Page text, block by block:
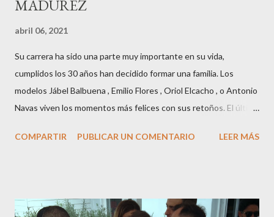
MADUREZ
abril 06, 2021
Su carrera ha sido una parte muy importante en su vida,
cumplidos los 30 años han decidido formar una familia. Los
modelos Jábel Balbuena , Emilio Flores , Oriol Elcacho , o Antonio
Navas viven los momentos más felices con sus retoños. El último
M ateo nació en Barcelona hace poco más de una semana. El top
haciéndole padre de un precioso niño. Marta ha sido toda una
COMPARTIR PUBLICAR UN COMENTARIO LEER MÁS